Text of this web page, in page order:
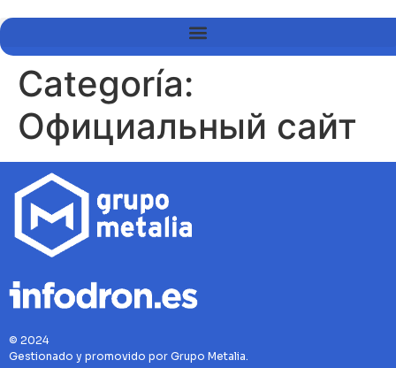
Categoría:
Официальный сайт
© 2024
Gestionado y promovido por Grupo Metalia.